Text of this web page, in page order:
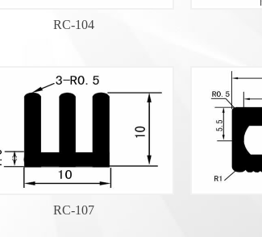
RC-104
RC-107